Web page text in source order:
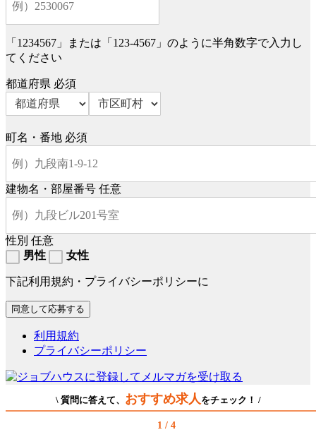
「1234567」または「123-4567」のように半角数字で入力し
てください
都道府県 必須
町名・番地 必須
建物名・部屋番号 任意
性別 任意
男性
女性
下記利用規約・プライバシーポリシーに
利用規約
プライバシーポリシー
\ 質問に答えて、 おすすめ求人をチェック！ /
1 / 4